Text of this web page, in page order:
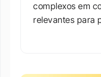
complexos em
relevantes para